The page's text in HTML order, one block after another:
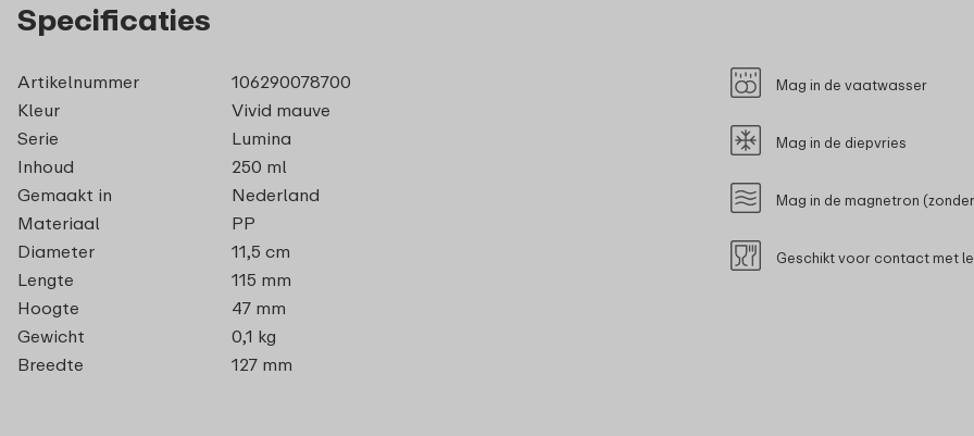
Specificaties
Artikelnummer
106290078700
Kleur
Vivid mauve
Serie
Lumina
Inhoud
250 ml
Gemaakt in
Nederland
Materiaal
PP
Diameter
11,5 cm
Lengte
115 mm
Hoogte
47 mm
Gewicht
0,1 kg
Breedte
127 mm
Mag in de vaatwasser
Mag in de diepvries
Mag in de magnetron
Geschikt voor contact met